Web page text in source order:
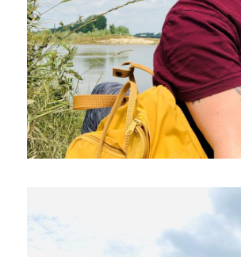
Wenn Sie mit dem Zug
automatisch